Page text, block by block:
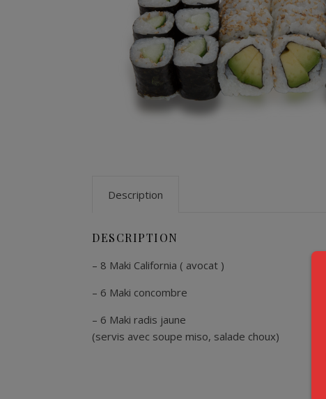
Description
DESCRIPTION
– 8 Maki California ( avocat )
– 6 Maki concombre
– 6 Maki radis jaune
(servis avec soupe miso, salade choux)